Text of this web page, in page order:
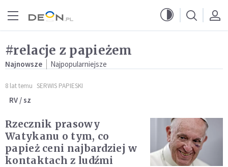
#relacje z papieżem
Najnowsze Najpopularniejsze
8 lat temu SERWIS PAPIESKI
RV / sz
Rzecznik prasowy
Watykanu o tym, co
papież ceni najbardziej w
kontaktach z ludźmi